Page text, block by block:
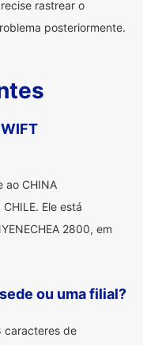
rastrear o
posteriormente.
ao CHINA
Ele está
2800, em
ou uma filial?
caracteres de